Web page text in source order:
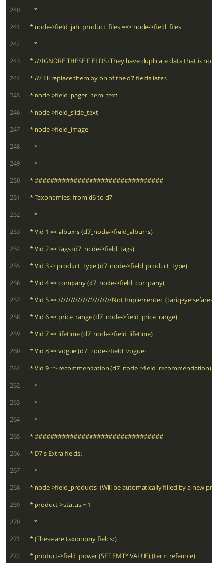
240
      *
241
   * node->field_jah_product_files ==> node->field_files
242
      *
243
244
245
   * node->field_pager_item_text
246
   * node->field_slide_text
247
   * node->field_image
248
      *
249
      *
250
   * #################################
251
   * Taxonomies: from d6 to d7
252
      *
253
   * Vid 1 => albums (d7_node->field_albums)
254
   * Vid 2 => tags (d7_node->field_tags)
255
   * Vid 3 -> product_type (d7_node->field_product_type)
256
   * Vid 4 => company (d7_node->field_company)
257
258
   * Vid 6 => price_range (d7_node->field_price_range)
259
   * Vid 7 => lifetime (d7_node->field_lifetime)
260
   * Vid 8 => vogue (d7_node->field_vogue)
261
   * Vid 9 => recommendation (d7_node->field_recommendation)
262
      *
263
      *
264
      *
265
   * #################################
266
267
      *
268
269
270
      *
271
   * (These are taxonomy fields:)
272
   * product->field_power (SET EMTY VALUE) (term refernce)